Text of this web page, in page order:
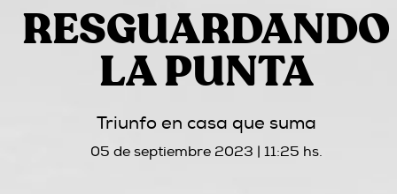
RESGUARDANDO
LA PUNTA
Triunfo en casa que suma
05 de septiembre 2023 | 11:25 hs.